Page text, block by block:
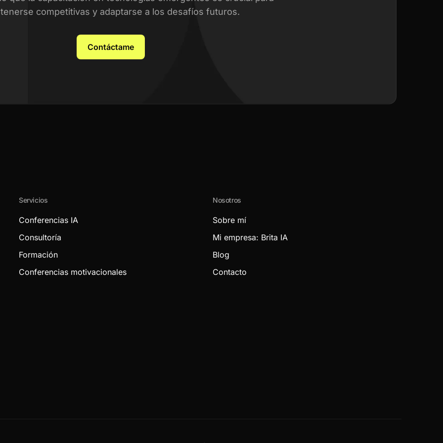
competitivas y adaptarse a los desafíos futuros.
Contáctame
Servicios
Conferencias IA
Consultoría
Formación
Conferencias motivacionales
Nosotros
Sobre mí
Mi empresa: Brita IA
Blog
Contacto